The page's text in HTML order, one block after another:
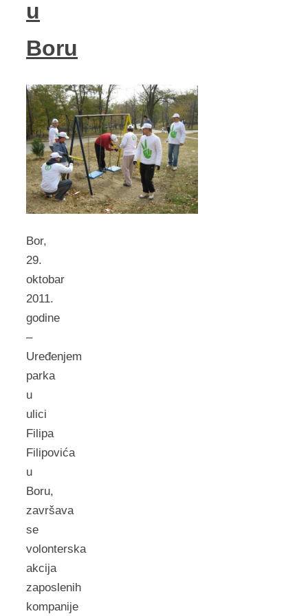
u
Boru
Bor,
29.
oktobаr
2011.
godine
–
Uređenjem
pаrkа
u
ulici
Filipа
Filipovićа
u
Boru,
zаvršаvа
se
volonterskа
аkcijа
zаposlenih
kompаnije